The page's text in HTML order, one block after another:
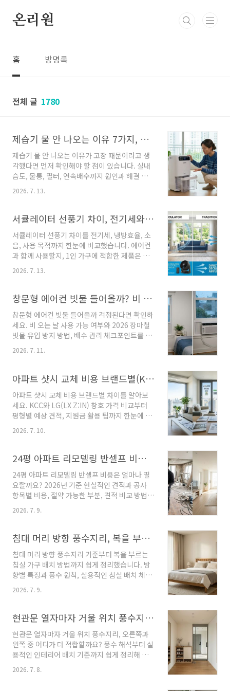
온리원
홈 방명록
전체 글 1780
제습기 물 안 나오는 이유 7가지, 고장 아닌 경우가 더 많습니다
제습기 물 안 나오는 이유가 고장 때문이라고 생
각했다면 먼저 확인해야 할 점이 있습니다. 실내
습도, 물통, 필터, 연속배수까지 원인과 해결 방법
을 한 번에 확인해 보세요. 장마철이나 습한 계절
에 제습기를 켰는데 물통에 물이 거의 차지 않는
습기 물 안 나오는 이유는 제품 이상보다 사용 환
경이나 설정 때문인 경우도 적지 않습니다. 무조
건 서비스센터를 찾기 전에 확인해야 할 항목들
이 있습니다. 이번 글에서는 제습기 물 안 나오는
이유 해결 방법을 중심으로 습도 설정, 실내 환경,
물통 장착 상태, 필터 관리까지 하나씩 살펴보겠
다. 불필요한 수리 비용을 줄이고 제습기를 제대..
2026. 7. 13.
서큘레이터 선풍기 차이, 전기세와 냉방효율까지 한 번에 비교(2026)
서큘레이터 선풍기 차이를 전기세, 냉방효율, 소
음, 사용 목적까지 한눈에 비교했습니다. 에어컨
과 함께 사용할지, 1인 가구에 적합한 제품은 무
엇인지 구매 전 꼭 확인해 보세요. ※ 본 포스팅에
는 쿠팡 파트너스 링크가 포함되어 있으며, 링크
습니다. (단, 구매자에게 추가되는 비용은 없습니
인하실 수 있습니다. 여름철이 되면 가장 많이 고
민하는 가전이 바로 서큘레이터와 선풍기입니다.
겉으로 보기에는 비슷해 보여도 바람을 보내는
방식과 사용 목적이 달라 냉방 효과와 전기 사용
늘어나는 이유도 전기요금 부담과 실내 냉방 ..
2026. 7. 13.
창문형 에어컨 빗물 들어올까? 비 오는 날 사용해도 될까?
창문형 에어컨 빗물 들어올까 걱정된다면 확인하
세요. 비 오는 날 사용 가능 여부와 2026 장마철
빗물 유입 방지 방법, 배수 관리 체크포인트를 정
리했습니다. 창문형 에어컨을 처음 설치하면 가
장 걱정되는 것이 바로 비입니다. 창문을 일부 열
기가 내리면 빗물이 실내로 들어오거나 제품이
고장 나는 것은 아닐까 불안해하는 경우가 많습
니다. 실제로 대부분의 창문형 에어컨은 일반적
인 비를 고려해 설계되어 있지만, 설치 상태가 잘
못되었거나 창문 틈새 마감이 부족하면 빗물 유
입이나 누수가 발생할 수 있습니다. 따라서 제품
날 사용 2026 기준으로 빗물이 들어오는 원인,
안전하..
2026. 7. 11.
아파트 샷시 교체 비용 브랜드별(KCC, LG) 비교 및 지원금 팁
아파트 샷시 교체 비용 브랜드별 차이를 알아보
세요. KCC와 LG(LX Z:IN) 창호 가격 비교부터
평형별 예상 견적, 지원금 활용 팁까지 한눈에 정
큰 고민 중 하나가 바로 아파트 샷시 교체 비용입
라 단열과 방음, 냉난방 효율까지 좌우하기 때문
에 비용 부담이 크더라도 신중하게 선택해야 합
니다. 특히 KCC와 LG(LX Z:IN)는 국내 창호 시
장에서 가장 많이 비교되는 브랜드입니다. 하지
만 같은 평형이라도 제품 등급과 유리 사양, 시공
범위에 따라 견적 차이가 수백만 원 이상 발생할
적 비교 방법, 지원금 활용 팁까지 ..
2026. 7. 10.
24평 아파트 리모델링 반셀프 비용 현실적으로 얼마일까? 항목별 견적 정리
24평 아파트 리모델링 반셀프 비용은 얼마나 필
요할까요? 2026년 기준 현실적인 견적과 공사
항목별 비용, 절약 가능한 부분, 견적 비교 방법까
을 계획하다 보면 가장 먼저 부딪히는 문제가 바
기기보다 일부만 직접 진행하는 반셀프 방식에
관심을 갖는 사람이 많지만, 실제로 얼마나 절약
할 수 있는지 알기 어려운 경우가 많습니다. 24평
아파트 리모델링 반셀프 비용 2026 기준으로도
공사 범위에 따라 견적 차이가 크게 발생합니다.
반셀프 리모델링은 무조건 저렴한 방법은 아닙니
이 미흡하면 오히려 추가 비용이 발생할 수도..
2026. 7. 9.
침대 머리 방향 풍수지리, 복을 부르는 침실 가구 배치 핵심 기준 8가지
침대 머리 방향 풍수지리 기준부터 복을 부르는
침실 가구 배치 방법까지 쉽게 정리했습니다. 방
향별 특징과 풍수 원칙, 실용적인 침실 배치 체크
리스트를 함께 확인해 보세요. 침대 머리 방향 풍
수지리는 집 안의 기운을 중요하게 생각하는 사
니다. 침대를 어디에 두느냐에 따라 숙면은 물론
이사하거나 침실을 새롭게 꾸밀 때 관심이 높아
집니다. 최근에는 풍수와 생활 동선을 함께 고려
하는 침대 머리 방향 추천 방법을 찾는 사람도 꾸
준히 늘고 있습니다. 하지만 인터넷에는 남쪽이
2026. 7. 9.
현관문 열자마자 거울 위치 풍수지리, 오른쪽 vs 왼쪽 배치 기준 6가지
현관문 열자마자 거울 위치 풍수지리, 오른쪽과
왼쪽 중 어디가 더 적합할까요? 풍수 해석부터 실
용적인 인테리어 배치 기준까지 쉽게 정리해 알
려드립니다. 집 안에서 가장 먼저 눈에 들어오는
공간이 현관입니다. 그래서 현관문 열자마자 거
2026. 7. 8.